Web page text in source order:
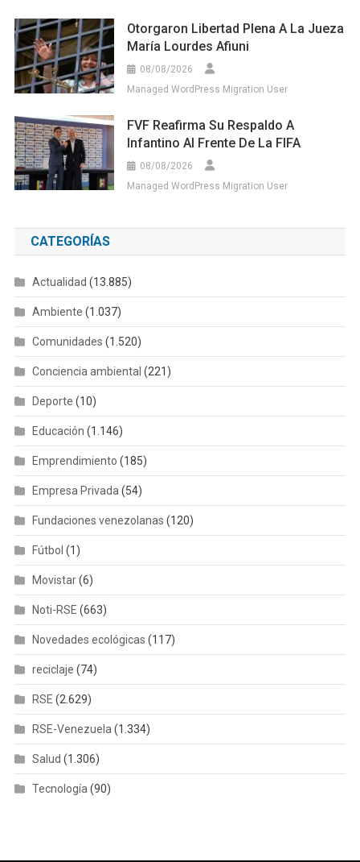
Otorgaron Libertad Plena A La Jueza
María Lourdes Afiuni
08/08/2026
Managed WordPress Migration User
FVF Reafirma Su Respaldo A
Infantino Al Frente De La FIFA
08/08/2026
Managed WordPress Migration User
CATEGORÍAS
Actualidad (13.885)
Ambiente (1.037)
Comunidades (1.520)
Conciencia ambiental (221)
Deporte (10)
Educación (1.146)
Emprendimiento (185)
Empresa Privada (54)
Fundaciones venezolanas (120)
Fútbol (1)
Movistar(6)
Noti-RSE (663)
Novedades ecológicas (117)
reciclaje (74)
RSE (2.629)
RSE-Venezuela (1.334)
Salud (1.306)
Tecnología (90)